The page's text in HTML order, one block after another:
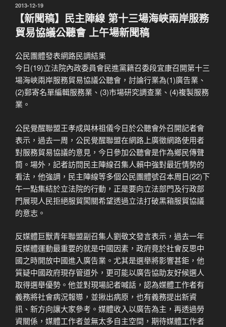
發
2013-12-19
【新聞稿】民主陣線 第十三場海峽兩岸服務
貿易協議公聽會 上午場新聞稿
公民團體發表網路民調結果
今日(19)立法院內政委員會民進黨籍召委段宜康召開第十三
場海峽兩岸服務貿易協議公聽會，討論行業為(1)廣告業、
(2)郵寄名單編輯服務業、(3)市場研究調查業、(4)複製服務
業。
公民覺醒聯盟王孝成與林祖儀今日於公聽會外召開記者會
表示，過去一周，公民覺醒聯盟在網路上廣徵網路使用者
對服務貿易協議的意見，今日參加公聽會是作為鄉民傳聲
筒。場外，記者訪問民主陣線召集人賴中強對最近情勢的
看法，他強調，民主陣線等多個公民團體號召本周日(22)下
午一點集結於立法院的行動，正是要向立法部門及行政部
門展現人民拒絕服貿闖關希望透過立法打破黑箱服貿協議
的意志。
反媒體巨獸青年聯盟副召集人劉敬文發言表示，過去一年
反媒體運動最重要的就是中國因素，政府竟於社會反思中
國之時開放中國進入廣告業。尤其是選舉將影響甚鉅，他
質疑中國政府現存管道外，更可能以廣告協助友好候選人
取得選舉優勢。他並對現場記者喊話，認為媒體工作者有
義務將社會病況報導，並揪出病原，也有義務提出新資
訊、新方向讓大家參考。媒體收入以廣告為主，再透過勞
資關係，媒體工作者並無太多自主空間，期待媒體工作者